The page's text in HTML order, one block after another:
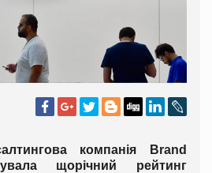
компанія Brand
щорічний рейтинг